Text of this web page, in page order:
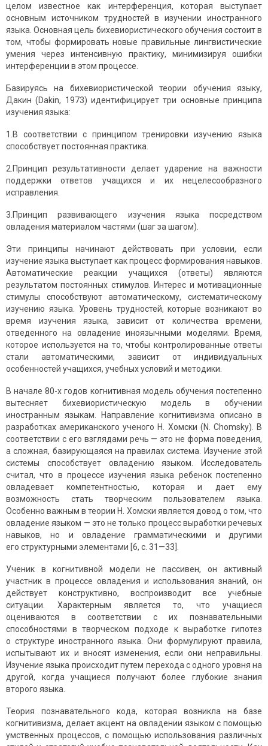
целом известное как интерференция, которая выступает
основным источником трудностей в изучении иностранного
языка. Основная цель бихевиористического обучения состоит в
том, чтобы формиро­вать новые правильные лингвистические
умения через интенсивную практику, минимизируя ошибки
интерференции в этом процессе.
Базируясь на бихевиористической теории обучения языку,
Дакин (Dakin, 1973) идентифицирует три основные принципа
изучения языка:
1.В соответствии с принципом тренировки изучению языка
способствует постоянная практика.
2.Принцип результативности делает ударение на важности
поддержки ответов учащихся и их нецелесообразного
исправления.
3.Принцип развивающего изучения языка посредством
овладения материалом частями (шаг за шагом).
Эти принципы начинают действовать при условии, если
изучение языка выступает как процесс формирования навыков.
Автоматические реакции учащихся (ответы) являются
результатом постоянных стимулов. Интерес и мотивационные
стимулы способствуют автоматическому, систематическому
изучению языка. Уровень труд­ностей, которые возникают во
время изучения языка, зависит от количества времени,
отведенного на овладение иноязычными моделями. Время,
которое используется на то, чтобы контролиро­ванные ответы
стали автоматическими, зависит от индивидуальных
особенностей учащихся, учебных условий и методики.
В начале 80-х годов когнитивная модель обучения постепенно
вытесняет бихевиористическую модель в обучении
иностранным языкам. Направление когнитивизма описано в
разработках амери­канского ученого Н. Хомски (N. Chomsky). В
соответствии с его взглядами речь — это не форма поведения,
а сложная, базирующаяся на правилах система. Изучение этой
системы способст­вует овладению языком. Исследователь
считал, что в процессе изучения языка ребенок постепенно
овладевает компетентностью, которая и дает ему
возможность стать творческим пользователем языка.
Особенно важным в теории Н. Хомски является довод о том, что
овладение языком — это не только процесс выработки речевых
навыков, но и овладение грамматическими и другими
его структурными элементами [6, с. 31—33].
Ученик в когнитивной модели не пассивен, он активный
участник в процессе овладения и использования знаний, он
действует конструктивно, воспроизводит все учебные
ситуации. Характерным является то, что учащиеся
оцениваются в соответствии с их познава­тельными
способностями в творческом подходе к выработке гипотез
о структуре иностранного языка. Они формулируют правила,
испытывают их и вносят изменения, если они неправильны.
Изучение языка происходит путем перехода с одного уровня на
другой, когда учащиеся получают более глубокие знания
второго языка.
Теория познавательного кода, которая возникла на базе
когнитивизма, делает акцент на овладении языком с помощью
умственных процессов, с помощью использования различных